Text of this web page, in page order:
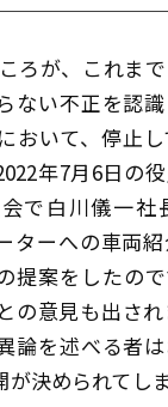
ろが、これま
ない不正を認
おいて、停止
年7月6日の
で白川儀一社
ターへの車両
提案をしたの
の意見も出さ
論を述べる者
決められてし